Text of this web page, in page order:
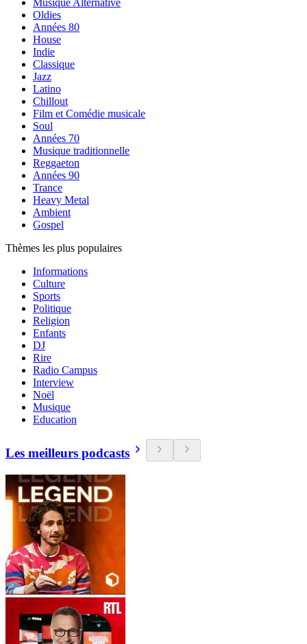
Musique Alternative
Oldies
Années 80
House
Indie
Classique
Jazz
Latino
Chillout
Film et Comédie musicale
Soul
Années 70
Musique traditionnelle
Reggaeton
Années 90
Trance
Heavy Metal
Ambient
Gospel
Thèmes les plus populaires
Informations
Culture
Sports
Politique
Religion
Enfants
DJ
Rire
Radio Campus
Interview
Noël
Musique
Education
Les meilleurs podcasts